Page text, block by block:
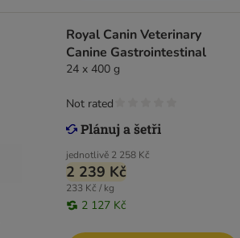
Royal Canin Veterinary
Canine Gastrointestinal
24 x 400 g
jednotlivě 2 258 Kč
2 239 Kč
233 Kč / kg
2 127 Kč
Not rated